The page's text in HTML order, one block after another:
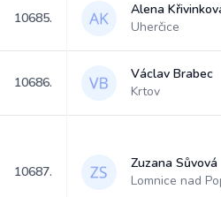
10685.
Alena
Uherčice
10686.
Václav Brabec
Krtov
10687.
Zuzana Sůvová
Lomnice nad